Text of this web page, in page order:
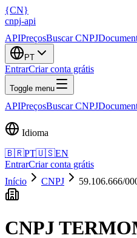
{CN}
cnpj-api
APIPreçosBuscar CNPJ
PT
EntrarCriar conta grátis
Toggle menu
APIPreçosBuscar CNPJ
Idioma
🇧🇷PT🇺🇸EN
EntrarCriar conta grátis
Início
CNPJ 59.106.666/
CNPJ